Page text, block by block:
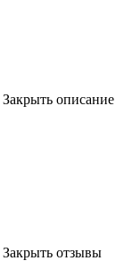
Закрыть описание
Закрыть отзывы